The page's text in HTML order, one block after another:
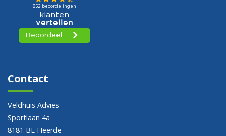
Contact
Veldhuis Advies
Sportlaan 4a
8181 BE Heerde